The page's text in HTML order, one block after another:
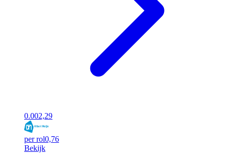
0.002,29
per rol0,76
Bekijk